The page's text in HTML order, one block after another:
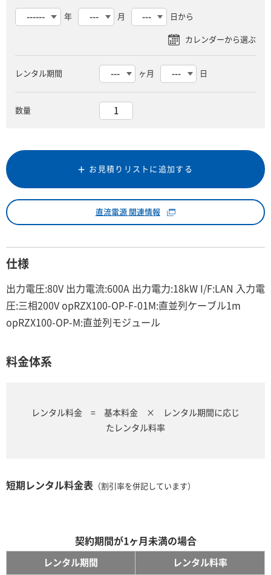
年 月 日から
レンタル期間 ヶ月 日
数量
お見積りリストに追加する
直流電源 関連情報
仕様
出力電圧:80V 出力電流:600A 出力電力:18kW I/F:LAN 入力電
圧:三相200V opRZX100-OP-F-01M:直並列ケーブル1m
opRZX100-OP-M:直並列モジュール
料金体系
レンタル料金 = 基本料金 × レンタル期間に応じ
たレンタル料率
短期レンタル料金表 （割引率を併記しています）
契約期間が1ヶ月未満の場合
レンタル期間 レンタル料率